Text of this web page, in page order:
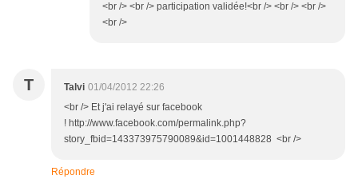
<br /> <br /> participation validée!<br /> <br /> <br />
<br />
T Talvi 01/04/2012 22:26
<br /> Et j'ai relayé sur facebook
! http://www.facebook.com/permalink.php?
story_fbid=143373975790089&id=1001448828 <br />
Répondre